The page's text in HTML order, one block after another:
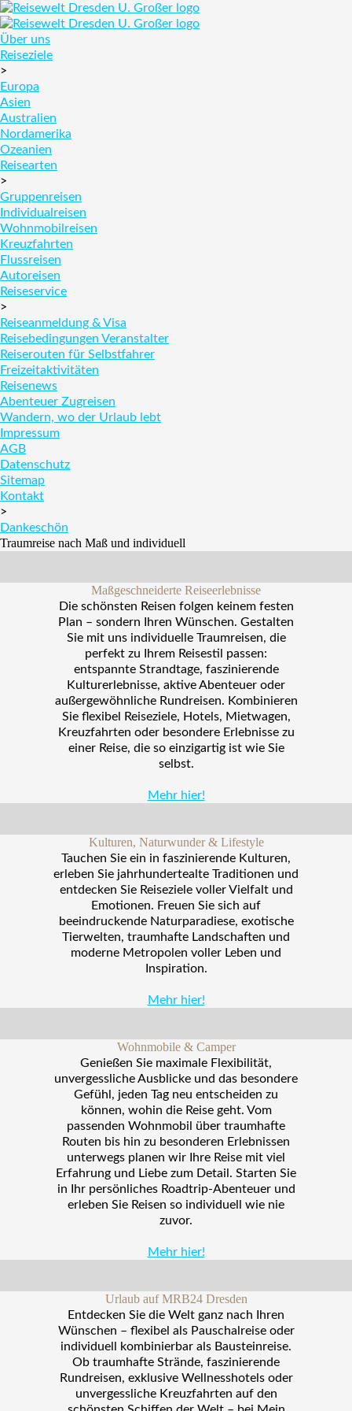
Über uns
Reiseziele
>
Europa
Asien
Australien
Nordamerika
Ozeanien
Reisearten
>
Gruppenreisen
Individualreisen
Wohnmobilreisen
Kreuzfahrten
Flussreisen
Autoreisen
Reiseservice
>
Reiseanmeldung & Visa
Reisebedingungen Veranstalter
Reiserouten für Selbstfahrer
Freizeitaktivitäten
Reisenews
Abenteuer Zugreisen
Wandern, wo der Urlaub lebt
Impressum
AGB
Datenschutz
Sitemap
Kontakt
>
Dankeschön
Traumreise nach Maß und individuell
Maßgeschneiderte Reiseerlebnisse
Die schönsten Reisen folgen keinem festen
Plan – sondern Ihren Wünschen. Gestalten
Sie mit uns individuelle Traumreisen, die
perfekt zu Ihrem Reisestil passen:
entspannte Strandtage, faszinierende
Kulturerlebnisse, aktive Abenteuer oder
außergewöhnliche Rundreisen. Kombinieren
Sie flexibel Reiseziele, Hotels, Mietwagen,
Kreuzfahrten oder besondere Erlebnisse zu
einer Reise, die so einzigartig ist wie Sie
selbst.
Mehr hier!
Kulturen, Naturwunder & Lifestyle
Tauchen Sie ein in faszinierende Kulturen,
erleben Sie jahrhundertealte Traditionen und
entdecken Sie Reiseziele voller Vielfalt und
Emotionen. Freuen Sie sich auf
beeindruckende Naturparadiese, exotische
Tierwelten, traumhafte Landschaften und
moderne Metropolen voller Leben und
Inspiration.
Mehr hier!
Wohnmobile & Camper
Genießen Sie maximale Flexibilität,
unvergessliche Ausblicke und das besondere
Gefühl, jeden Tag neu entscheiden zu
können, wohin die Reise geht. Vom
passenden Wohnmobil über traumhafte
Routen bis hin zu besonderen Erlebnissen
unterwegs planen wir Ihre Reise mit viel
Erfahrung und Liebe zum Detail. Starten Sie
in Ihr persönliches Roadtrip-Abenteuer und
erleben Sie Reisen so individuell wie nie
zuvor.
Mehr hier!
Urlaub auf MRB24 Dresden
Entdecken Sie die Welt ganz nach Ihren
Wünschen – flexibel als Pauschalreise oder
individuell kombinierbar als Bausteinreise.
Ob traumhafte Strände, faszinierende
Rundreisen, exklusive Wellnesshotels oder
unvergessliche Kreuzfahrten auf den